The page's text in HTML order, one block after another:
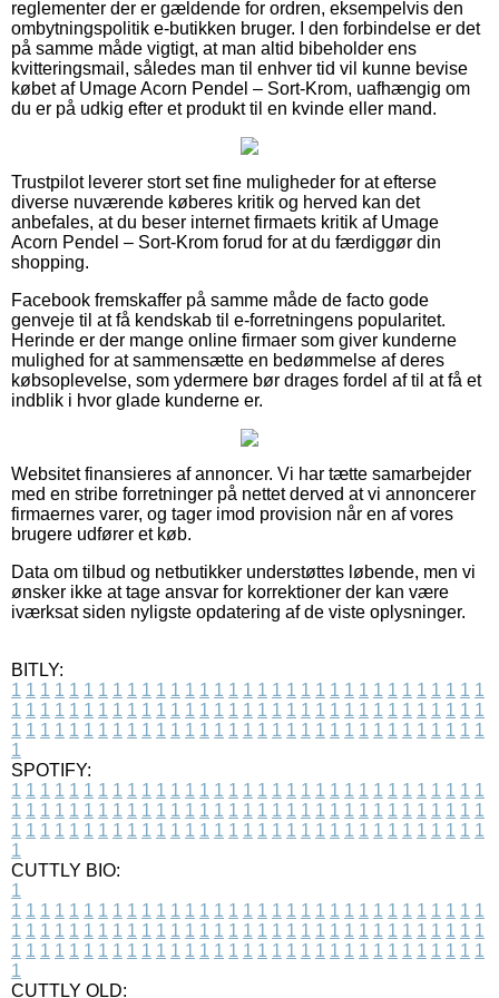
reglementer der er gældende for ordren, eksempelvis den
ombytningspolitik e-butikken bruger. I den forbindelse er det
på samme måde vigtigt, at man altid bibeholder ens
kvitteringsmail, således man til enhver tid vil kunne bevise
købet af Umage Acorn Pendel – Sort-Krom, uafhængig om
du er på udkig efter et produkt til en kvinde eller mand.
Trustpilot leverer stort set fine muligheder for at efterse
diverse nuværende køberes kritik og herved kan det
anbefales, at du beser internet firmaets kritik af Umage
Acorn Pendel – Sort-Krom forud for at du færdiggør din
shopping.
Facebook fremskaffer på samme måde de facto gode
genveje til at få kendskab til e-forretningens popularitet.
Herinde er der mange online firmaer som giver kunderne
mulighed for at sammensætte en bedømmelse af deres
købsoplevelse, som ydermere bør drages fordel af til at få et
indblik i hvor glade kunderne er.
Websitet finansieres af annoncer. Vi har tætte samarbejder
med en stribe forretninger på nettet derved at vi annoncerer
firmaernes varer, og tager imod provision når en af vores
brugere udfører et køb.
Data om tilbud og netbutikker understøttes løbende, men vi
ønsker ikke at tage ansvar for korrektioner der kan være
iværksat siden nyligste opdatering af de viste oplysninger.
BITLY:
1 1 1 1 1 1 1 1 1 1 1 1 1 1 1 1 1 1 1 1 1 1 1 1 1 1 1 1 1 1 1 1 1
1 1 1 1 1 1 1 1 1 1 1 1 1 1 1 1 1 1 1 1 1 1 1 1 1 1 1 1 1 1 1 1 1
1 1 1 1 1 1 1 1 1 1 1 1 1 1 1 1 1 1 1 1 1 1 1 1 1 1 1 1 1 1 1 1 1
1
SPOTIFY:
1 1 1 1 1 1 1 1 1 1 1 1 1 1 1 1 1 1 1 1 1 1 1 1 1 1 1 1 1 1 1 1 1
1 1 1 1 1 1 1 1 1 1 1 1 1 1 1 1 1 1 1 1 1 1 1 1 1 1 1 1 1 1 1 1 1
1 1 1 1 1 1 1 1 1 1 1 1 1 1 1 1 1 1 1 1 1 1 1 1 1 1 1 1 1 1 1 1 1
1
CUTTLY BIO:
1
1 1 1 1 1 1 1 1 1 1 1 1 1 1 1 1 1 1 1 1 1 1 1 1 1 1 1 1 1 1 1 1 1
1 1 1 1 1 1 1 1 1 1 1 1 1 1 1 1 1 1 1 1 1 1 1 1 1 1 1 1 1 1 1 1 1
1 1 1 1 1 1 1 1 1 1 1 1 1 1 1 1 1 1 1 1 1 1 1 1 1 1 1 1 1 1 1 1 1
1
CUTTLY OLD: